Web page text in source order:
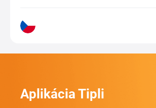
Aplikácia Tipli